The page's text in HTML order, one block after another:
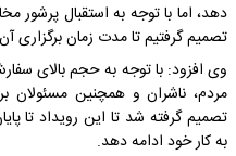
دهد، اما با توجه به استقبال پرشور
تصمیم گرفتیم تا مدت زمان برگزاری
وی افزود: با توجه به حجم بالای
مردم، ناشران و همچنین مسئولان
به کار خود ادامه دهد.